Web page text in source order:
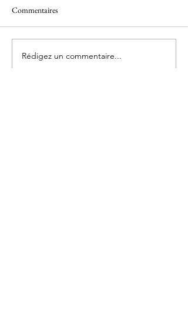
Au son du Ukulélé
Commentaires
Rédigez un commentaire...